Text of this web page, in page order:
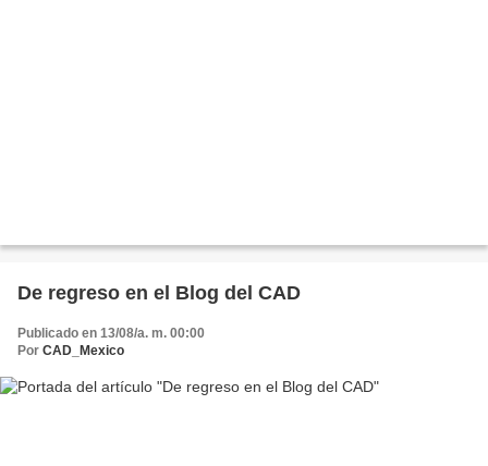
De regreso en el Blog del CAD
Publicado en 13/08/a. m. 00:00
Por CAD_Mexico